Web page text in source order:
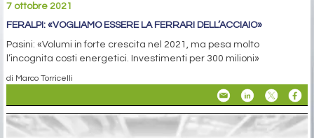
7 ottobre 2021
FERALPI: «VOGLIAMO ESSERE LA FERRARI DELL’ACCIAIO»
Pasini: «Volumi in forte crescita nel 2021, ma pesa molto
l’incognita costi energetici. Investimenti per 300 milioni»
di Marco Torricelli